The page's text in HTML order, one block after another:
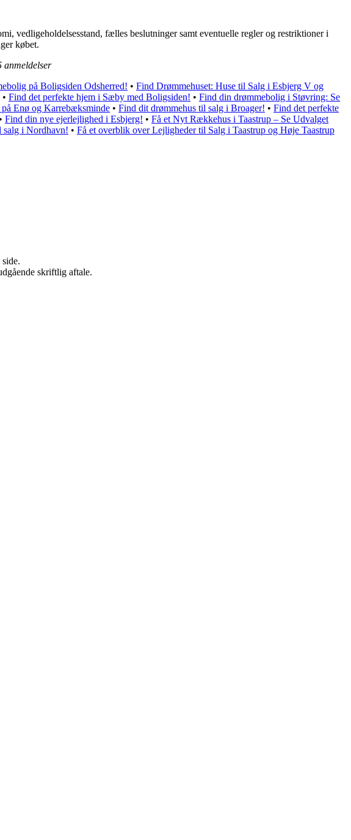
vedligeholdelsesstand, fælles beslutninger samt eventuelle regler og restriktioner i
købet.
anmeldelser
på Boligsiden Odsherred! • Find Drømmehuset: Huse til Salg i Esbjerg V og
• Find det perfekte hjem i Sæby med Boligsiden! • Find din drømmebolig i Støvring: Se
på Enø og Karrebæksminde • Find dit drømmehus til salg i Broager! • Find det perfekte
• Find din nye ejerlejlighed i Esbjerg! • Få et Nyt Rækkehus i Taastrup – Se Udvalget
salg i Nordhavn! • Få et overblik over Lejligheder til Salg i Taastrup og Høje Taastrup
skriftlig aftale.